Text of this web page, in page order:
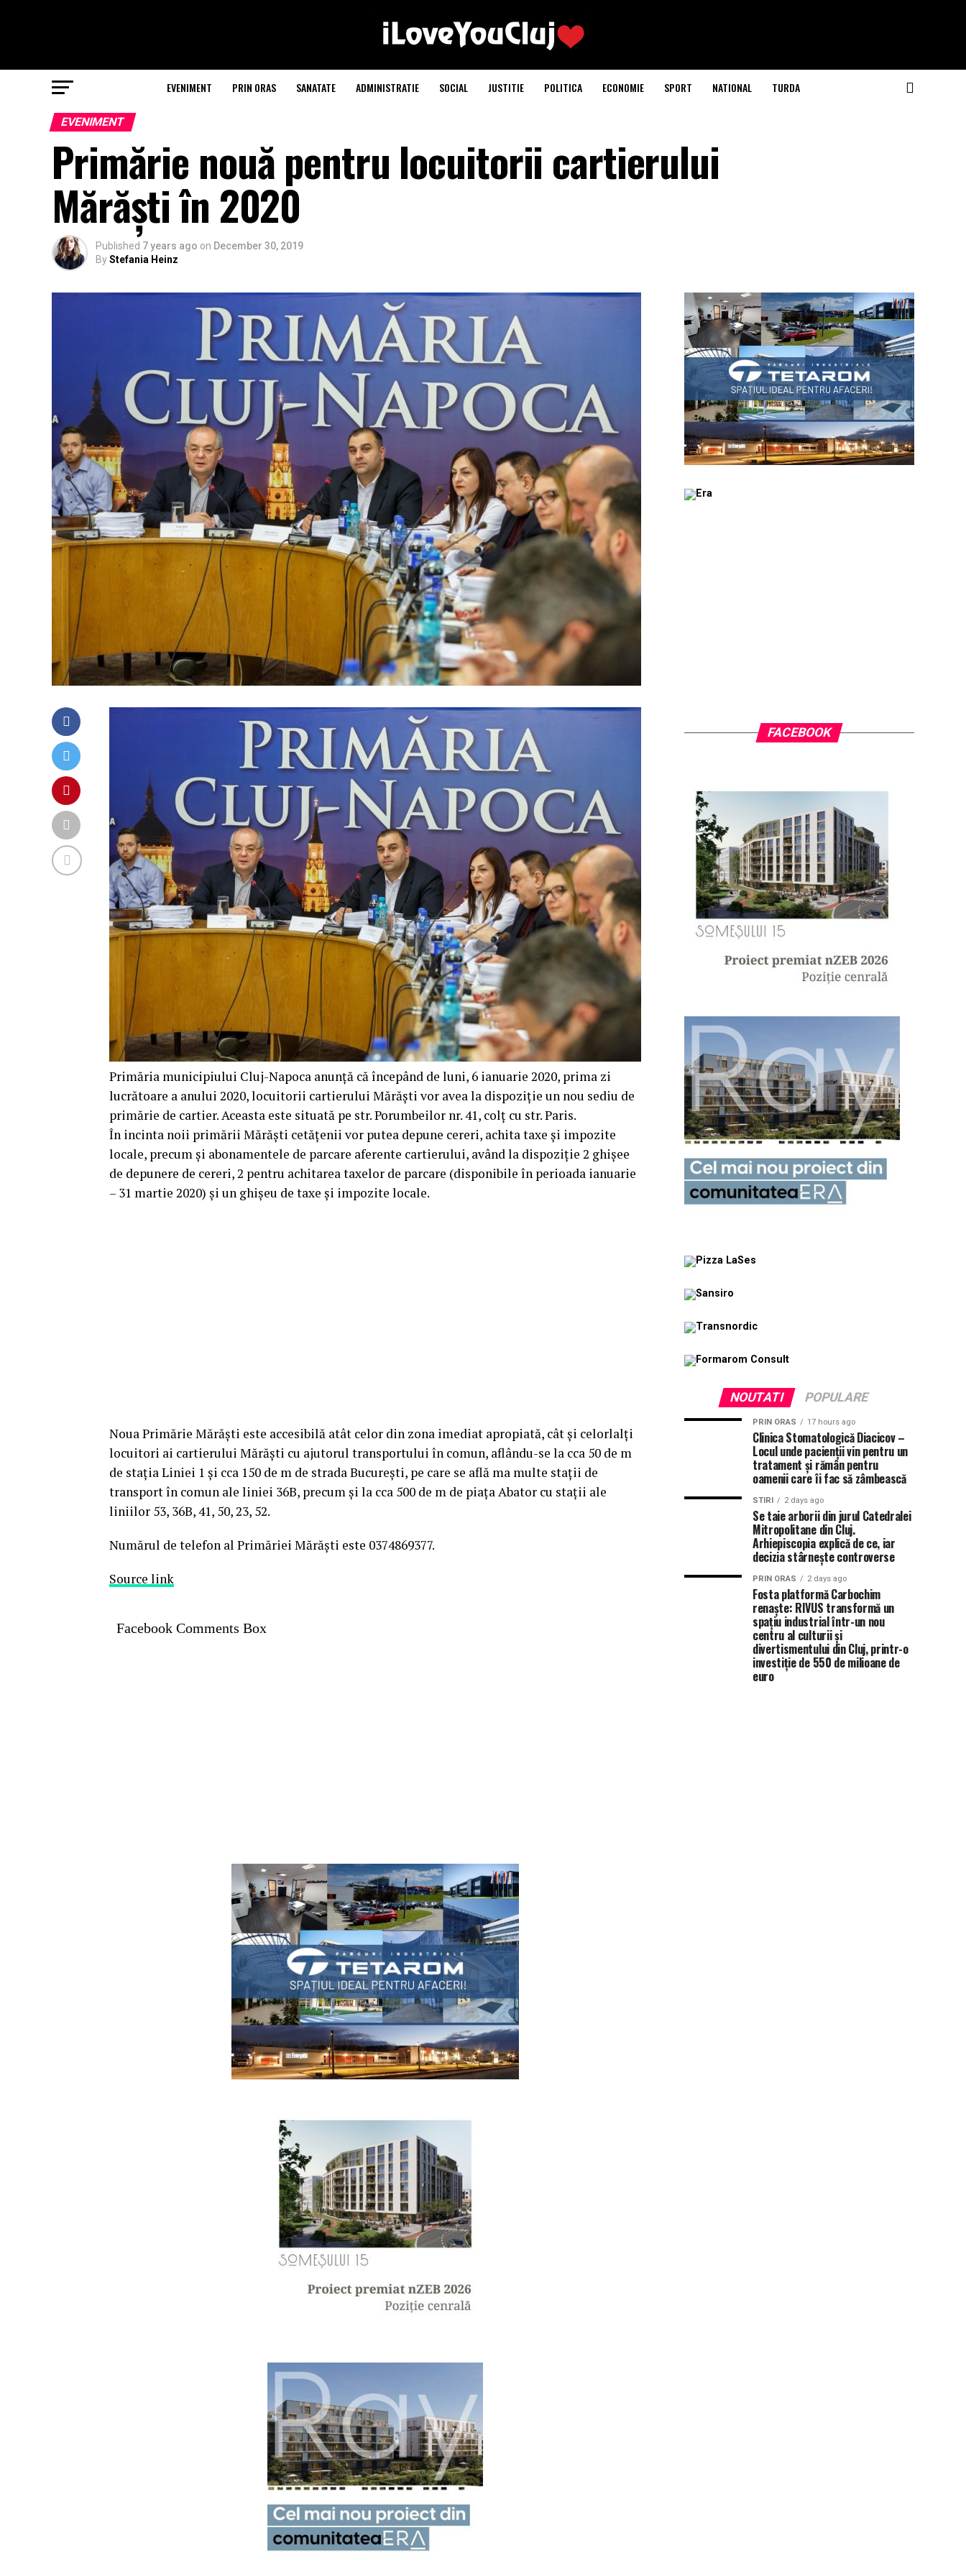
EVENIMENT PRIN ORAS SANATATE ADMINISTRATIE SOCIAL JUSTITIE POLITICA ECONOMIE SPORT NATIONAL TURDA
EVENIMENT
Primărie nouă pentru locuitorii cartierului
Mărăști în 2020
Published 7 years ago on December 30, 2019
ByStefania Heinz
Primăria municipiului Cluj-Napoca anunță că începând de luni, 6 ianuarie 2020, prima zi
lucrătoare a anului 2020, locuitorii cartierului Mărăști vor avea la dispoziție un nou sediu de
primărie de cartier. Aceasta este situată pe str. Porumbeilor nr. 41, colț cu str. Paris.
În incinta noii primării Mărăști cetățenii vor putea depune cereri, achita taxe și impozite
locale, precum și abonamentele de parcare aferente cartierului, având la dispoziție 2 ghișee
de depunere de cereri, 2 pentru achitarea taxelor de parcare (disponibile în perioada ianuarie
– 31 martie 2020) și un ghișeu de taxe și impozite locale.
Noua Primărie Mărăști este accesibilă atât celor din zona imediat apropiată, cât și celorlalți
locuitori ai cartierului Mărăști cu ajutorul transportului în comun, aflându-se la cca 50 de m
de stația Liniei 1 și cca 150 de m de strada București, pe care se află ma multe stații de
transport în comun ale liniei 36B, precum și la cca 500 de m de piața Abator cu stații ale
liniilor 53, 36B, 41, 50, 23, 52.
Numărul de telefon al Primăriei Mărăști este 0374869377.
Source link
Facebook Comments Box
FACEBOOK
NOUTATI POPULARE
PRIN ORAS 17 hours ago
Clinica Stomatologică Diacicov –
Locul unde pacienții vin pentru un
tratament și rămân pentru
oamenii care îi fac să zâmbească
STIRI 2 days ago
Se taie arborii din jurul Catedralei
Mitropolitane din Cluj.
Arhiepiscopia explică de ce, iar
decizia stârnește controverse
PRIN ORAS 2 days ago
Fosta platformă Carbochim
renaște: RIVUS transformă un
spațiu industrial într-un nou
centru al culturii și
divertismentului din Cluj, printr-o
investiție de 550 de milioane de
euro